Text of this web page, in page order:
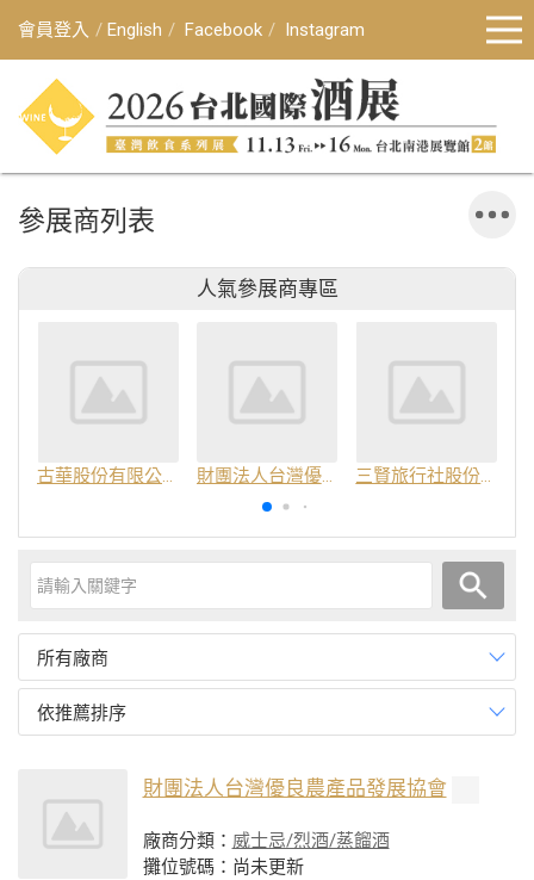
會員登入 English Facebook Instagram
參展商列表
人氣參展商專區
古華股份有限公司 財團法人台灣優良農產品發展協會 三賢旅行社股份有限公司
所有廠商
依推薦排序
財團法人台灣優良農產品發展協會
廠商分類： 威士忌/烈酒/蒸餾酒
攤位號碼：尚未更新